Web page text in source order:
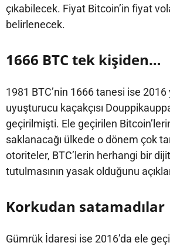
çıkabilecek. Fiyat Bitcoin’in fiyat
belirlenecek.
1666 BTC tek kişiden…
1981 BTC’nin 1666 tanesi ise 2016
uyuşturucu kaçakçısı
geçirilmişti. Ele geçirilen
saklanacağı ülkede o dönem çok
otoriteler, BTC’lerin herhangi bir
tutulmasının yasak olduğunu
Korkudan satamadılar
Gümrük İdaresi ise 2016’da ele